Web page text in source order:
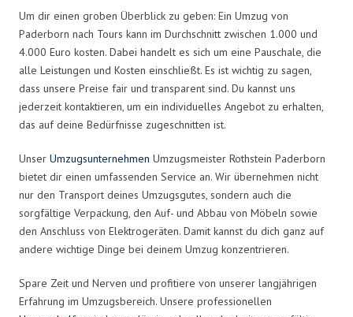
Um dir einen groben Überblick zu geben: Ein Umzug von
Paderborn nach Tours kann im Durchschnitt zwischen 1.000 und
4.000 Euro kosten. Dabei handelt es sich um eine Pauschale, die
alle Leistungen und Kosten einschließt. Es ist wichtig zu sagen,
dass unsere Preise fair und transparent sind. Du kannst uns
jederzeit kontaktieren, um ein individuelles Angebot zu erhalten,
das auf deine Bedürfnisse zugeschnitten ist.
Unser Umzugsunternehmen Umzugsmeister Rothstein Paderborn
bietet dir einen umfassenden Service an. Wir übernehmen nicht
nur den Transport deines Umzugsgutes, sondern auch die
sorgfältige Verpackung, den Auf- und Abbau von Möbeln sowie
den Anschluss von Elektrogeräten. Damit kannst du dich ganz auf
andere wichtige Dinge bei deinem Umzug konzentrieren.
Spare Zeit und Nerven und profitiere von unserer langjährigen
Erfahrung im Umzugsbereich. Unsere professionellen